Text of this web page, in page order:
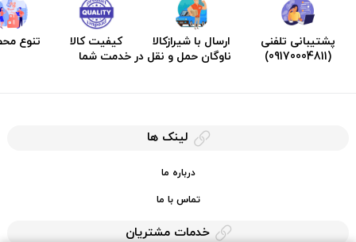
پشتیبانی تلفنی
(09170004811)
ارسال با شیرازکالا
ناوگان حمل و نقل در خدمت شما
کیفیت کالا تنوع
لینک ها
درباره ما
تماس با ما
خدمات مشتریان